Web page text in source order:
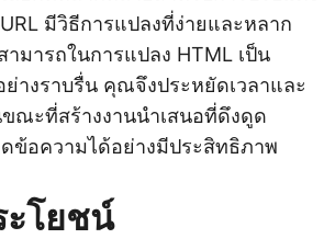
มีวิธีการแปลงที่ง่ายและหลาก
มารถในการแปลง HTML เป็น
ย่างราบรื่น คุณจึงประหยัดเวลาและ
ณะที่สร้างงานนำเสนอที่ดึงดูด
ข้อความได้อย่างมีประสิทธิภาพ
โยชน์